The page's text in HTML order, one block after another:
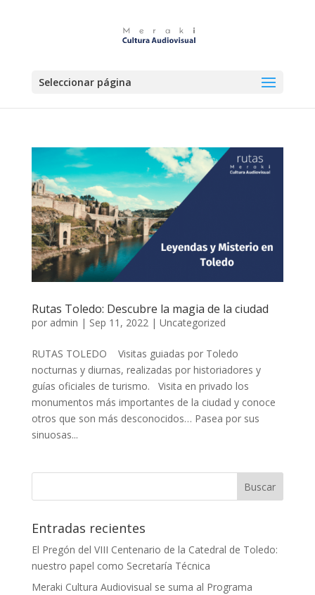
Seleccionar página
Rutas Toledo: Descubre la magia de la ciudad
por admin | Sep 11, 2022| Uncategorized
RUTAS TOLEDO Visitas guiadas por Toledo
nocturnas y diurnas, realizadas por historiadores y
guías oficiales de turismo. Visita en privado los
monumentos más importantes de la ciudad y conoce
otros que son más desconocidos… Pasea por sus
sinuosas...
Entradas recientes
El Pregón del VIII Centenario de la Catedral de Toledo:
nuestro papel como Secretaría Técnica
Meraki Cultura Audiovisual se suma al Programa